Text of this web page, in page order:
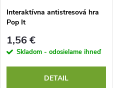
Interaktívna antistresová hra
Pop It
1,56 €
Skladom - odosielame ihneď
DETAIL